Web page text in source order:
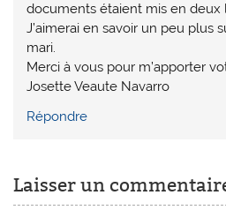
documents étaient mis en deux
J’aimerai en savoir un peu plus
mari.
Merci à vous pour m’apporter
Josette Veaute Navarro
Répondre
Laisser un